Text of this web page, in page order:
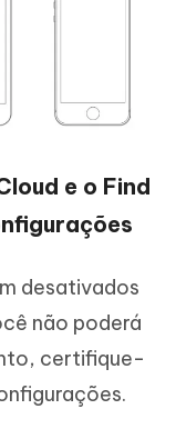
e o Find
desativados
não poderá
certifique-